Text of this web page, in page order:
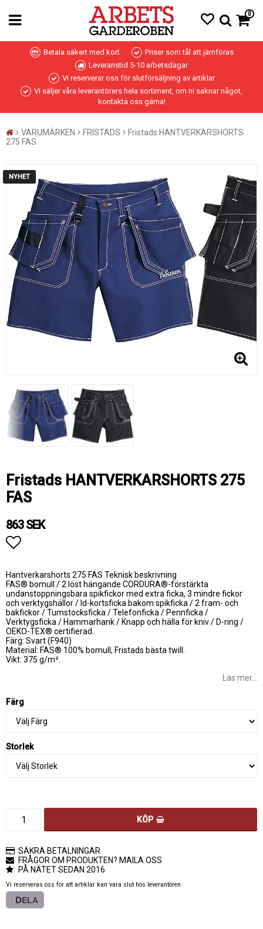
0
Betala säkert med kort
Priser som tål att jämföras
Leveranstid 5-10 arbetsdagar
Vi reserverar oss för slutförsäljning av artiklar
Vi säljer våra leverantörers hela sortiment, om ni saknar något,
kontakta oss gärna!
VARUMÄRKEN FRISTADS
Fristads HANTVERKARSHORTS
275 FAS
NYHET
Fristads HANTVERKARSHORTS 275
FAS
863 SEK
Hantverkarshorts 275 FAS Teknisk beskrivning
FAS® bomull / 2 löst hängande CORDURA®-förstärkta
undanstoppningsbara spikfickor med extra ficka, 3 mindre fickor
och verktygshällor / Id-kortsficka bakom spikficka / 2 fram- och
bakfickor / Tumstocksficka / Telefonficka / Pennficka /
Verktygsficka / Hammarhank / Knapp och hälla för kniv / D-ring /
OEKO-TEX® certifierad.
Färg: Svart (F940)
Material: FAS® 100% bomull, Fristads bästa twill.
Vikt: 375 g/m².
Läs mer...
Färg
Storlek
KÖP
SÄKRA BETALNINGAR
FRÅGOR OM PRODUKTEN? MAILA OSS
PÅ NÄTET SEDAN 2016
Vi reserveras oss för att artiklar kan vara slut hos leverantören
DELA